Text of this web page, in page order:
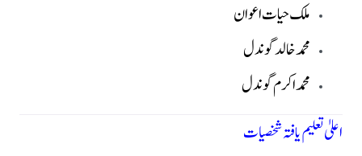
ملک حیات اعوان
محمد خالد گوندل
محمد اکرم گوندل
اعلیٰ تعلیم یافتہ شخصیات